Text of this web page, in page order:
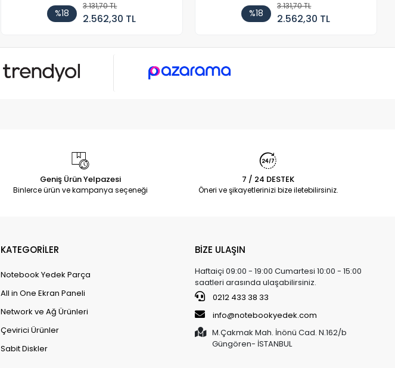
%18
3.131,70 TL
2.562,30 TL %18
3.131,70 TL
2.562,30 TL
Geniş Ürün Yelpazesi
Binlerce ürün ve kampanya seçeneği
7 / 24 DESTEK
Öneri ve şikayetlerinizi bize iletebilirsiniz.
KATEGORİLER
Notebook Yedek Parça
All in One Ekran Paneli
Network ve Ağ Ürünleri
Çevirici Ürünler
Sabit Diskler
BİZE ULAŞIN
Haftaiçi 09:00 - 19:00 Cumartesi 10:00 - 15:00
saatleri arasında ulaşabilirsiniz.
0212 433 38 33
info@notebookyedek.com
M.Çakmak Mah. İnönü Cad. N.162/b
Güngören- İSTANBUL